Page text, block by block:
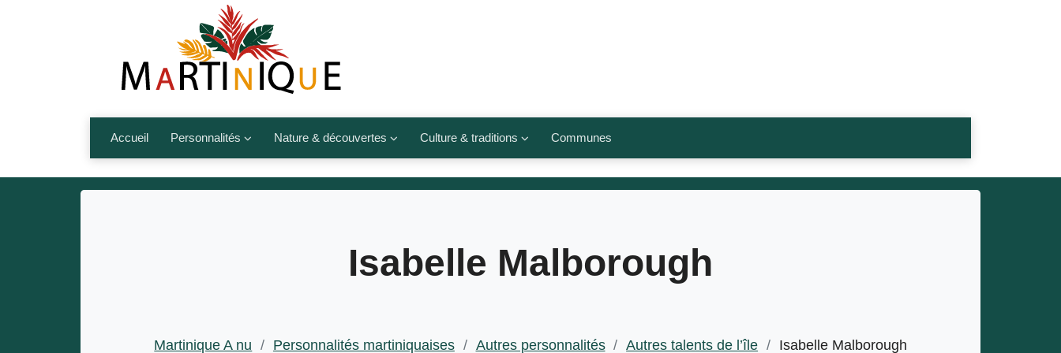
Accueil Personnalités
Artistes
Nature & découvertes
Fleurs, fruits, légumes
Montagnes et rivières
Culture & traditions
Culte et religions
populaires
Communes
Isabelle Malborough
Martinique A nu / Personnalités martiniquaises / Autres personnalités / Autres talents de l’île / Isabelle Malborough